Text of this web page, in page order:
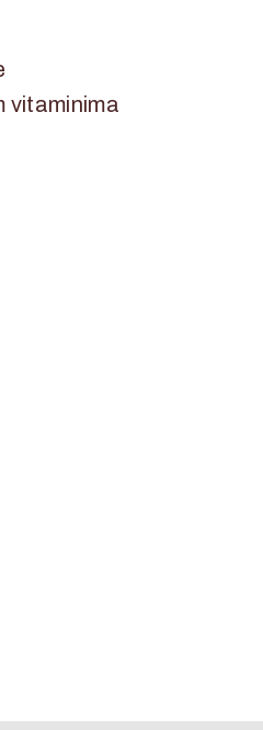
vitaminima